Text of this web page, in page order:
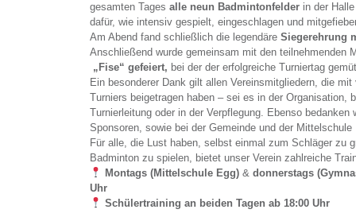
gesamten Tages alle neun Badmintonfelder in der
dafür, wie intensiv gespielt, eingeschlagen und
Am Abend fand schließlich die legendäre Siegerehrung
Anschließend wurde gemeinsam mit den teilnehmenden
„Fise“ gefeiert, bei der der erfolgreiche Turniertag
Ein besonderer Dank gilt allen Vereinsmitgliedern, die
Turniers beigetragen haben – sei es in der Organisation,
Turnierleitung oder in der Verpflegung. Ebenso bedanken
Sponsoren, sowie bei der Gemeinde und der
Für alle, die Lust haben, selbst einmal zum Schläger zu
Badminton zu spielen, bietet unser Verein zahlreiche
Montags (Mittelschule Egg)& donnerstags
Uhr
Schülertraining an beiden Tagen ab 18:00 Uhr